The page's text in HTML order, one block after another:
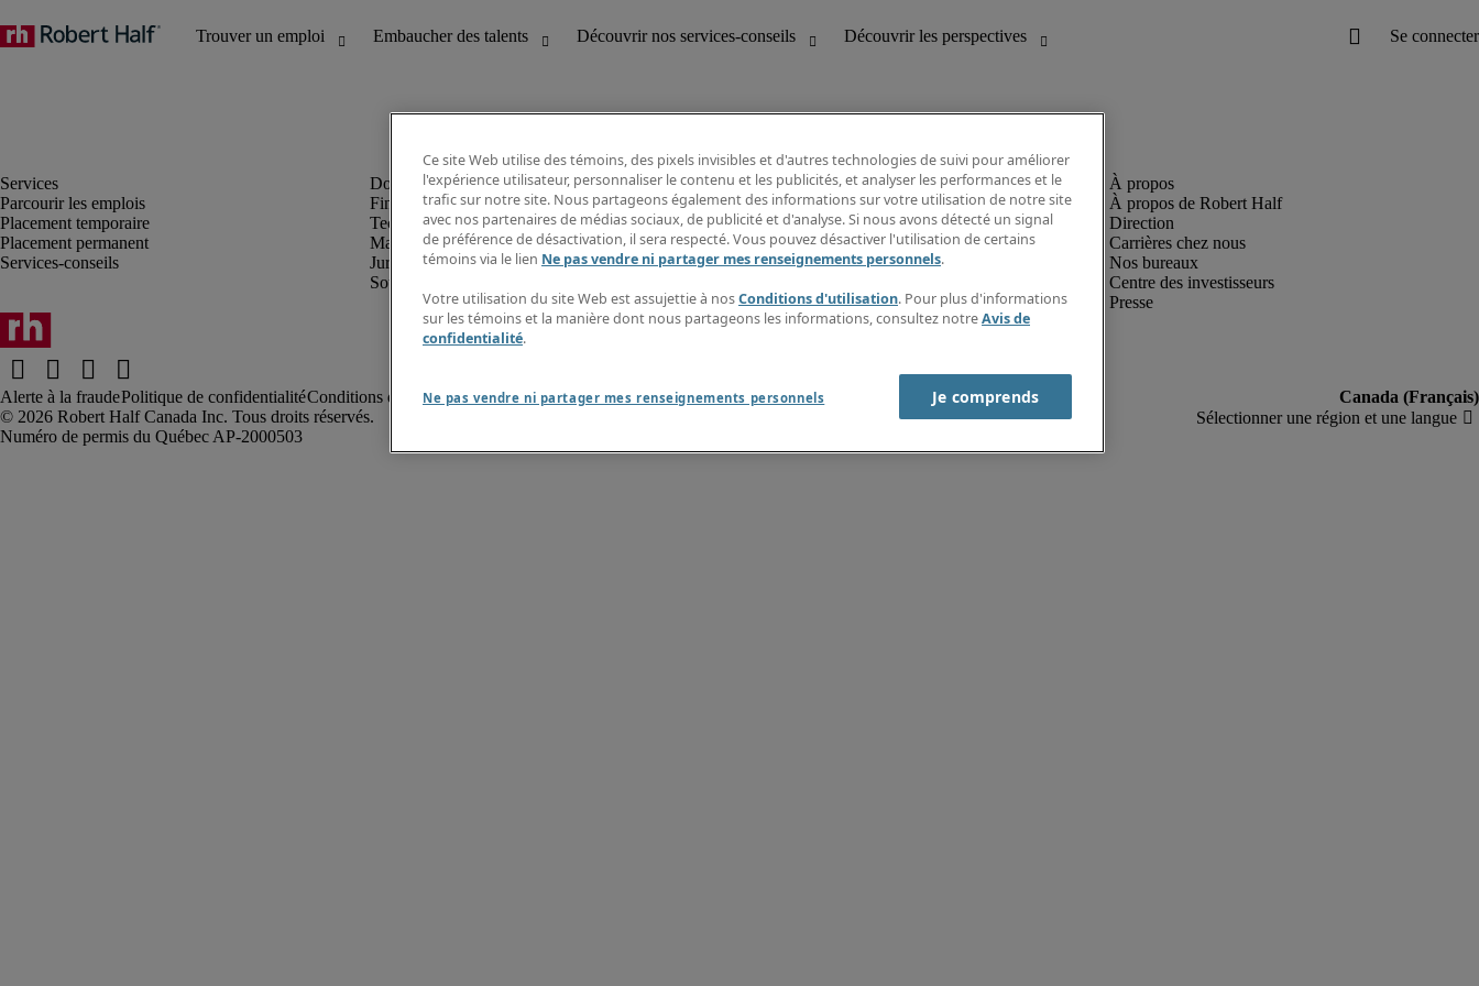
Parcourir les emplois
Placement temporaire
Placement permanent
Services-conseils
Finance et comptabilité
Technologie
Marketing et création
Juridique
Soutien administratif et à la clientèle
Découvrir les perspectives
Répertoire d’emplois
Guide salarial
Rapports de temps
Contactez-nous
À propos de Robert Half
Direction
Carrières chez nous
Nos bureaux
Centre des investisseurs
Presse
Alerte à la fraudePolitique de confidentialitéConditions d’utilisation Rapport sur l'esclavage moderne
Robert Half Canada Inc. Tous droits réservés.
Ce site Web utilise des témoins, des pixels invisibles et d'autres technologies de suivi pour améliorer
l'expérience utilisateur, personnaliser le contenu et les publicités, et analyser les performances et le
trafic sur notre site. Nous partageons également des informations sur votre utilisation de notre site
avec nos partenaires de médias sociaux, de publicité et d'analyse. Si nous avons détecté un signal
de préférence de désactivation, il sera respecté. Vous pouvez désactiver l'utilisation de certains
témoins via le lien Ne pas vendre ni partager mes renseignements personnels.
Votre utilisation du site Web est assujettie à nosConditions d'utilisation. Pour plus d'informations
sur les témoins et la manière dont nous partageons les informations, consultez notreAvis de
confidentialité.
Ne pas vendre ni partager mes renseignements personnels Je comprends